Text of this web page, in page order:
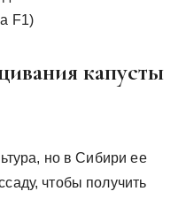
F1)
капусты
но в Сибири ее
чтобы получить